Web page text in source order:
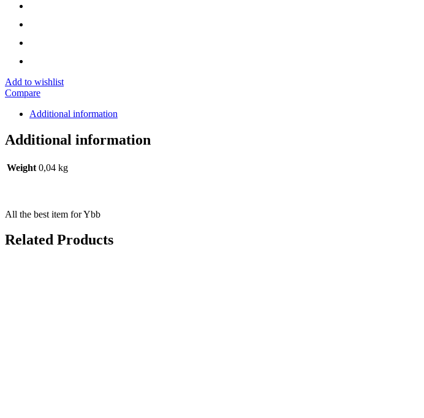
Add to wishlist
Compare
Additional information
Additional information
Weight 0,04 kg
All the best item for Ybb
Related Products